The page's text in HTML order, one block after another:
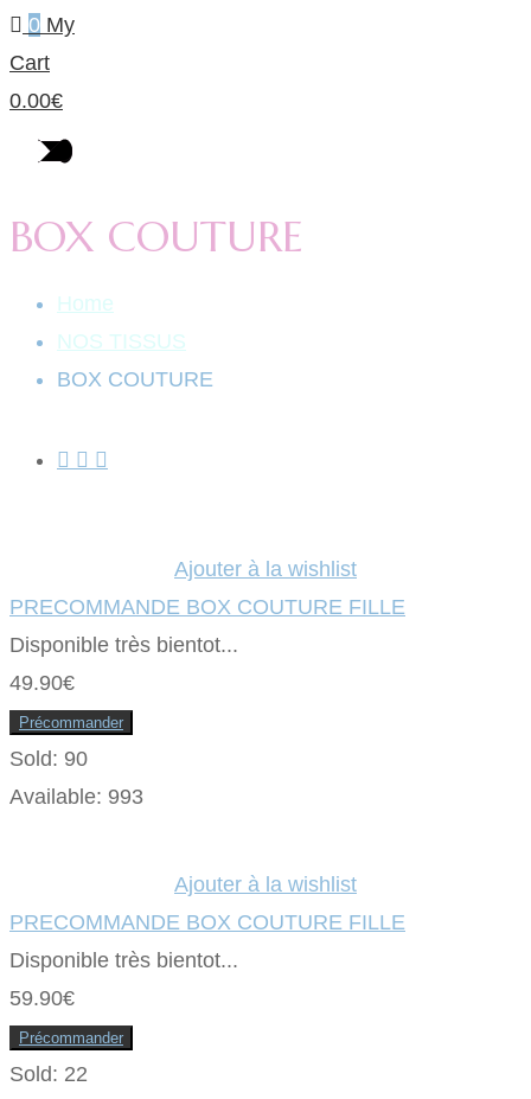
0 My
Cart
0.00€
BOX COUTURE
Home
NOS TISSUS
BOX COUTURE
Ajouter à la wishlist
PRECOMMANDE BOX COUTURE FILLE
Disponible très bientot...
49.90€
Précommander
Sold: 90
Available: 993
Ajouter à la wishlist
PRECOMMANDE BOX COUTURE FILLE
Disponible très bientot...
59.90€
Précommander
Sold: 22